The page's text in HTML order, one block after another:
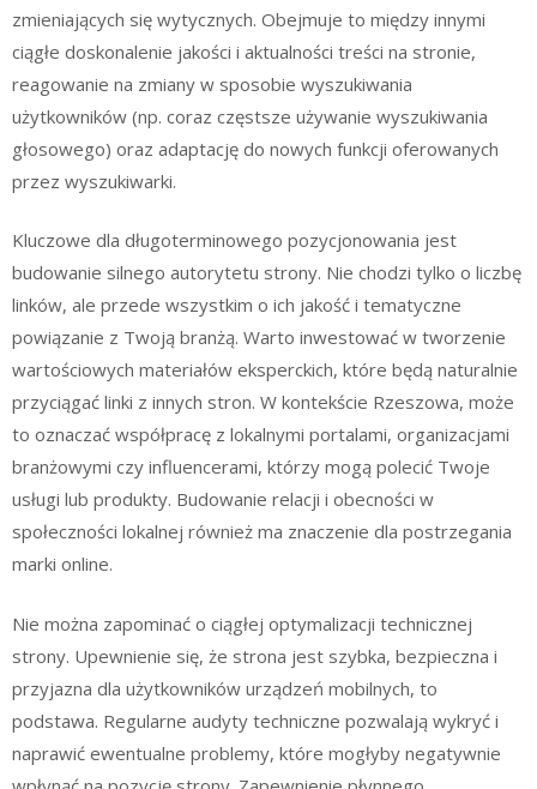
zmieniających się wytycznych. Obejmuje to między innymi
ciągłe doskonalenie jakości i aktualności treści na stronie,
reagowanie na zmiany w sposobie wyszukiwania
użytkowników (np. coraz częstsze używanie wyszukiwania
głosowego) oraz adaptację do nowych funkcji oferowanych
przez wyszukiwarki.
Kluczowe dla długoterminowego pozycjonowania jest
budowanie silnego autorytetu strony. Nie chodzi tylko o liczbę
linków, ale przede wszystkim o ich jakość i tematyczne
powiązanie z Twoją branżą. Warto inwestować w tworzenie
wartościowych materiałów eksperckich, które będą naturalnie
przyciągać linki z innych stron. W kontekście Rzeszowa, może
to oznaczać współpracę z lokalnymi portalami, organizacjami
branżowymi czy influencerami, którzy mogą polecić Twoje
usługi lub produkty. Budowanie relacji i obecności w
społeczności lokalnej również ma znaczenie dla postrzegania
marki online.
Nie można zapominać o ciągłej optymalizacji technicznej
strony. Upewnienie się, że strona jest szybka, bezpieczna i
przyjazna dla użytkowników urządzeń mobilnych, to
podstawa. Regularne audyty techniczne pozwalają wykryć i
naprawić ewentualne problemy, które mogłyby negatywnie